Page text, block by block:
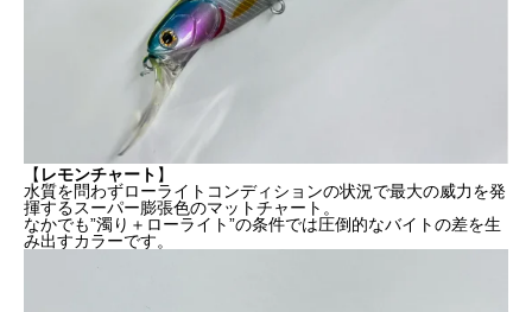
【 レモンチャート 】
水質を問わずローライトコンディションの状況で最大の威力を発
揮するスーパー膨張色のマットチャート。
なかでも”濁り＋ローライト”の条件では圧倒的なバイトの差を生
み出すカラーです。